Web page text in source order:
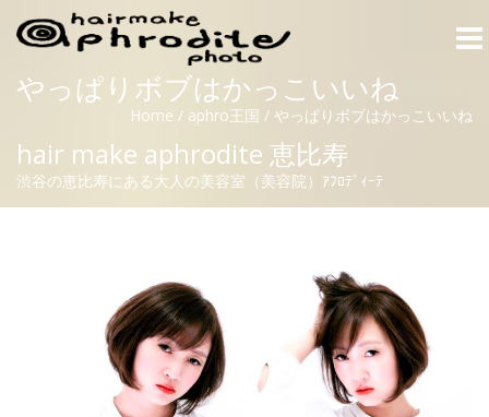
hair make aphrodite 恵比寿
渋谷の恵比寿にある大人の美容室（美容院）ｱﾌﾛﾃﾞｨｰﾃ
やっぱりボブはかっこいいね
Home / aphro王国 / やっぱりボブはかっこいいね